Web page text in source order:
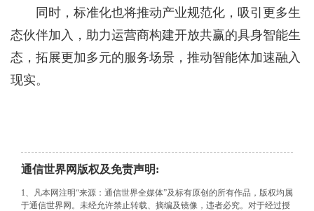
同时，标准化也将推动产业规范化，吸引更多生
态伙伴加入，助力运营商构建开放共赢的具身智能生
态，拓展更加多元的服务场景，推动智能体加速融入
现实。
通信世界网版权及免责声明:
1、凡本网注明“来源：通信世界全媒体”及标有原创的所有作品，版权均属
于通信世界网。未经允许禁止转载、摘编及镜像，违者必究。对于经过授